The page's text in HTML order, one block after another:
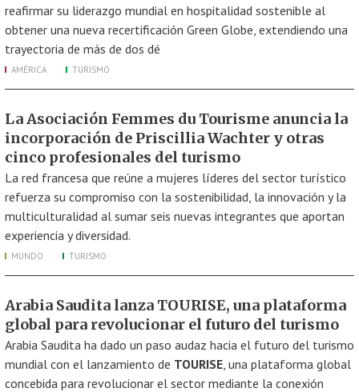
reafirmar su liderazgo mundial en hospitalidad sostenible al
obtener una nueva recertificación Green Globe, extendiendo una
trayectoria de más de dos dé
AMÉRICA TURISMO
La Asociación Femmes du Tourisme anuncia la
incorporación de Priscillia Wachter y otras
cinco profesionales del turismo
La red francesa que reúne a mujeres líderes del sector turístico
refuerza su compromiso con la sostenibilidad, la innovación y la
multiculturalidad al sumar seis nuevas integrantes que aportan
experiencia y diversidad.
MUNDO TURISMO
Arabia Saudita lanza TOURISE, una plataforma
global para revolucionar el futuro del turismo
Arabia Saudita ha dado un paso audaz hacia el futuro del turismo
mundial con el lanzamiento de TOURISE, una plataforma global
concebida para revolucionar el sector mediante la conexión